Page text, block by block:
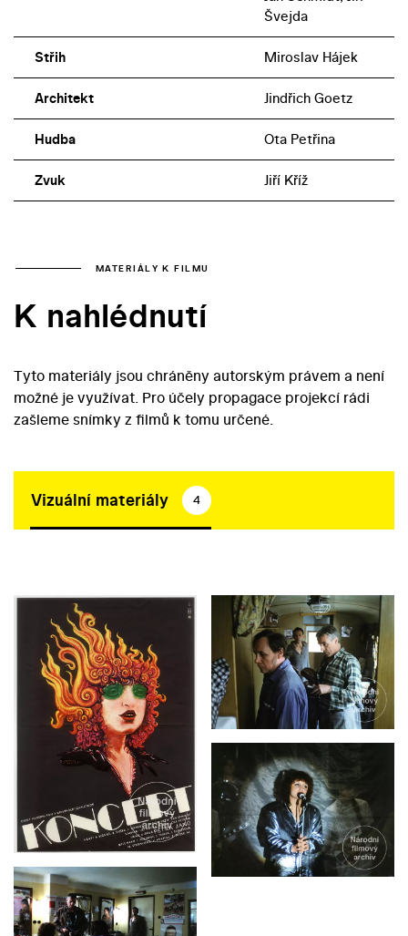
Švejda
Střih Miroslav Hájek
Architekt Jindřich Goetz
Hudba Ota Petřina
Zvuk Jiří Kříž
MATERIÁLY K FILMU
K nahlédnutí
Tyto materiály jsou chráněny autorským právem a není
možné je využívat. Pro účely propagace projekcí rádi
zašleme snímky z filmů k tomu určené.
Vizuální materiály 4